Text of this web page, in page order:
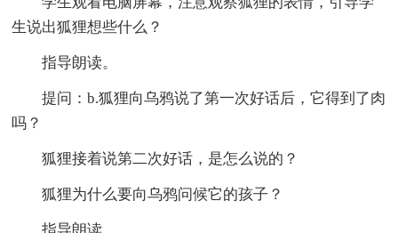
生说出狐狸想些什么？
指导朗读。
提问：b.狐狸向乌鸦说了第一次好话后，它得到了肉
吗？
狐狸接着说第二次好话，是怎么说的？
狐狸为什么要向乌鸦问候它的孩子？